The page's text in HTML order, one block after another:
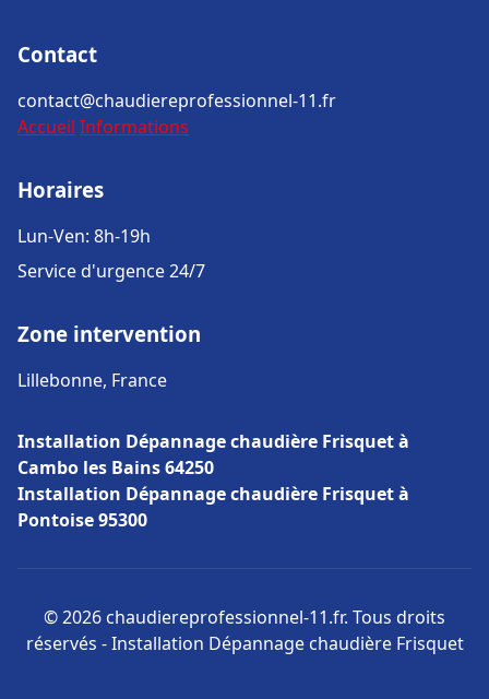
Contact
contact@chaudiereprofessionnel-11.fr
Accueil Informations
Horaires
Lun-Ven: 8h-19h
Service d'urgence 24/7
Zone intervention
Lillebonne, France
Installation Dépannage chaudière Frisquet à
Cambo les Bains 64250
Installation Dépannage chaudière Frisquet à
Pontoise 95300
© 2026 chaudiereprofessionnel-11.fr. Tous droits
réservés - Installation Dépannage chaudière Frisquet